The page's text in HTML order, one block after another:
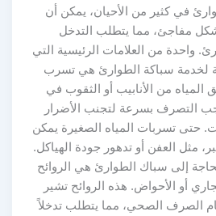
في كثير من الأحيان، يمكن أن
مفاجئ، مما يتطلب التدخل
واحدة من العلامات الرئيسية التي
لخدمة سباكة الطوارئ هي تسرب
المياه من الأنابيب أو الثقوب في
التصرف بسرعة لتجنب الأضرار
حتى تسربات المياه الصغيرة يمكن
مثل العفن أو تدهور جودة الهياكل.
إلى سباك الطوارئ هي الروائح
أو الأحواض. هذه الروائح تشير
الصرف الصحي، مما يتطلب تدخلاً